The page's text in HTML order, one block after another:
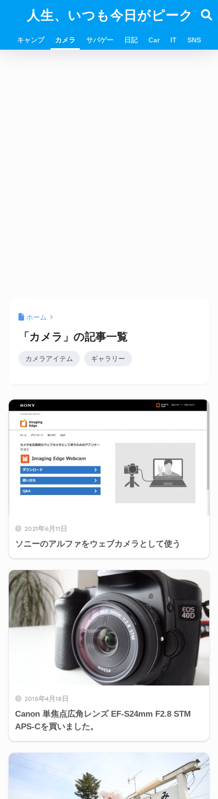
人生、いつも今日がピーク
キャンプ カメラ サバゲー 日記 Car IT SNS
ホーム
「カメラ」の記事一覧
カメラアイテム ギャラリー
2021年6月11日
ソニーのアルファをウェブカメラとして使う
2016年4月18日
Canon 単焦点広角レンズ EF-S24mm F2.8 STM
APS-Cを買いました。